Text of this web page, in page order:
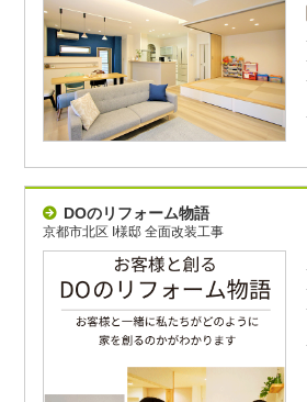
DOのリフォーム物語
京都市北区 I様邸 全面改装工事